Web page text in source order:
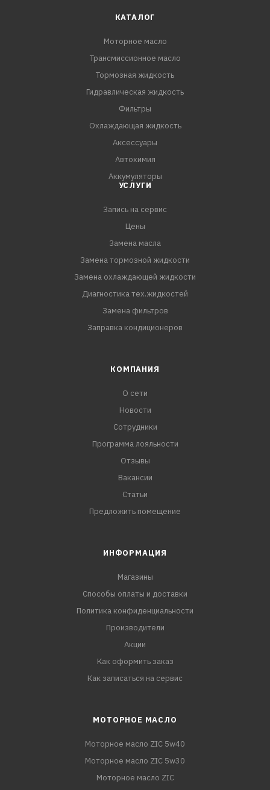
КАТАЛОГ
Моторное масло
Трансмиссионное масло
Тормозная жидкость
Гидравлическая жидкость
Фильтры
Охлаждающая жидкость
Аксессуары
Автохимия
Аккумуляторы
УСЛУГИ
Запись на сервис
Цены
Замена масла
Замена тормозной жидкости
Замена охлаждающей жидкости
Диагностика тех.жидкостей
Замена фильтров
Заправка кондиционеров
КОМПАНИЯ
О сети
Новости
Сотрудники
Программа лояльности
Отзывы
Вакансии
Статьи
Предложить помещение
ИНФОРМАЦИЯ
Магазины
Способы оплаты и доставки
Политика конфиденциальности
Производители
Акции
Как оформить заказ
Как записаться на сервис
МОТОРНОЕ МАСЛО
Моторное масло ZIC 5w40
Моторное масло ZIC 5w30
Моторное масло ZIC